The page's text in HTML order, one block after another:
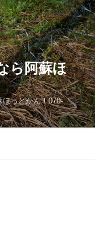
ら阿蘇ほ
っとかん！070-